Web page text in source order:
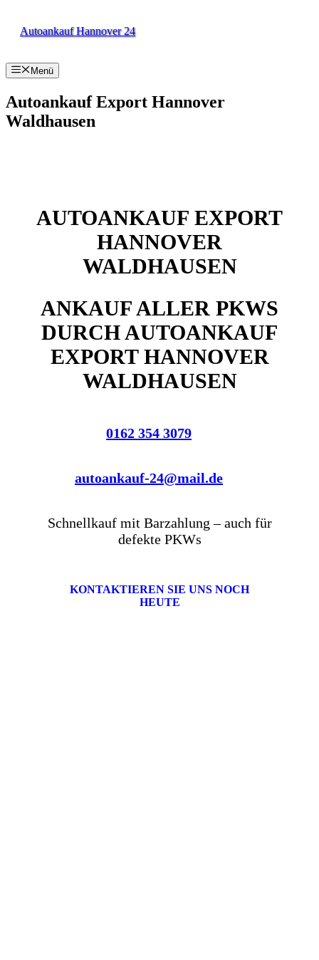
InhaltAutoankauf Hannover 24
Menü
Autoankauf Export Hannover
Waldhausen
AUTOANKAUF EXPORT
HANNOVER
WALDHAUSEN
ANKAUF ALLER PKWS
DURCH AUTOANKAUF
EXPORT HANNOVER
WALDHAUSEN
0162 354 3079
autoankauf-24@mail.de
Schnellkauf mit Barzahlung – auch für
defekte PKWs
KONTAKTIEREN SIE UNS NOCH
HEUTE